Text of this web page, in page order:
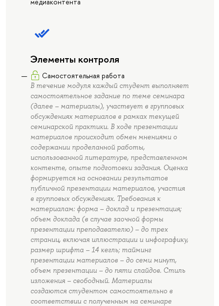
Элементы контроля
Самостоятельная работа
В течение модуля каждый студент выполняет
самостоятельное задание по теме семинара
(далее – материалы), участвует в групповых
обсуждениях материалов в рамках текущей
семинарской практики. В ходе презентации
материалов происходит обмен мнениями о
содержании проделанной работы,
использованной литературе, представленном
контенте, опыте подготовки задания. Оценка
формируется на основании результатов
публичной презентации материалов, участия
в групповых обсуждениях. Требования к
материалам: форма – доклад и презентация;
объем доклада (в случае заочной формы
презентации преподавателю) – до трех
страниц, включая иллюстрации и инфографику,
размер шрифта – 14 кегль; тайминг
презентации материалов – до семи минут,
объем презентации – до пяти слайдов. Стиль
изложения – свободный. Материалы
создаются студентом самостоятельно в
соответствии с полученным на семинаре